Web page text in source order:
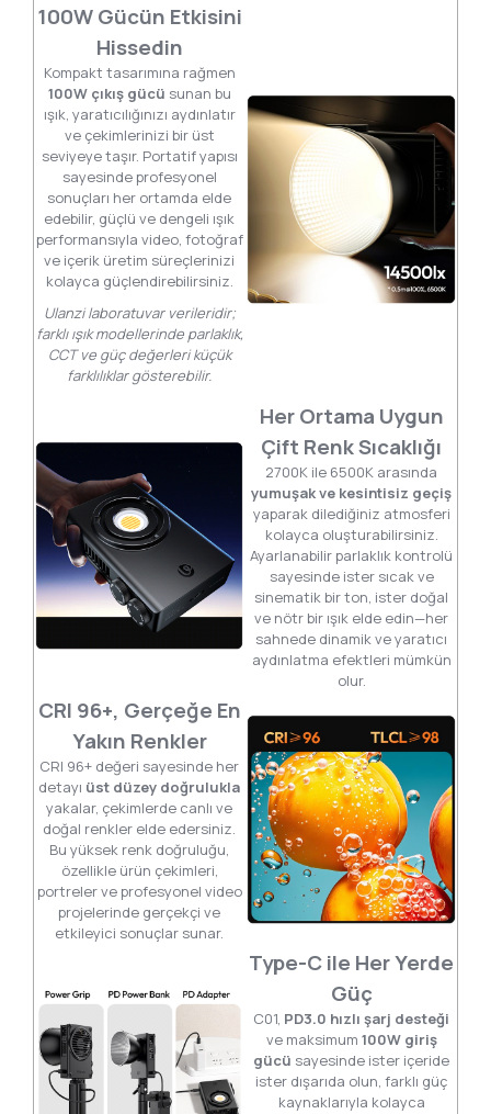
100W Gücün Etkisini
Hissedin
Kompakt tasarımına rağmen
100W çıkış gücü sunan bu
ışık, yaratıcılığınızı aydınlatır
ve çekimlerinizi bir üst
seviyeye taşır. Portatif yapısı
sayesinde profesyonel
sonuçları her ortamda elde
edebilir, güçlü ve dengeli ışık
performansıyla video, fotoğraf
ve içerik üretim süreçlerinizi
kolayca güçlendirebilirsiniz.
Ulanzi laboratuvar verileridir;
farklı ışık modellerinde parlaklık,
CCT ve güç değerleri küçük
farklılıklar gösterebilir.
Her Ortama Uygun
Çift Renk Sıcaklığı
2700K ile 6500K arasında
yumuşak ve kesintisiz geçiş
yaparak dilediğiniz atmosferi
kolayca oluşturabilirsiniz.
Ayarlanabilir parlaklık kontrolü
sayesinde ister sıcak ve
sinematik bir ton, ister doğal
ve nötr bir ışık elde edin—her
sahnede dinamik ve yaratıcı
aydınlatma efektleri mümkün
olur.
CRI 96+, Gerçeğe En
Yakın Renkler
CRI 96+ değeri sayesinde her
detayı üst düzey doğrulukla
yakalar, çekimlerde canlı ve
doğal renkler elde edersiniz.
Bu yüksek renk doğruluğu,
özellikle ürün çekimleri,
portreler ve profesyonel video
projelerinde gerçekçi ve
etkileyici sonuçlar sunar.
Type-C ile Her Yerde
Güç
C01, PD3.0 hızlı şarj desteği
ve maksimum 100W giriş
gücü sayesinde ister içeride
ister dışarıda olun, farklı güç
kaynaklarıyla kolayca